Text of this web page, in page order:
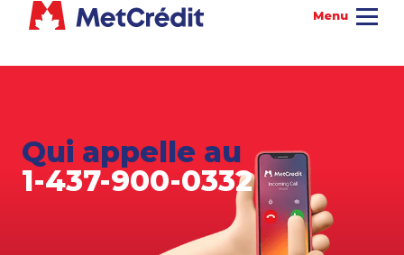
Qui appelle au
1-437-900-0332